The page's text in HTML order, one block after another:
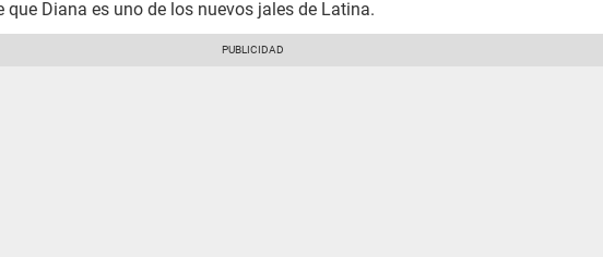
que Diana es uno de los nuevos jales de Latina.